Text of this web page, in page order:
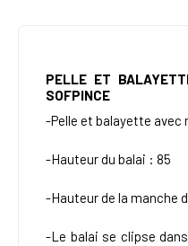
PELLE ET
SOFPINCE
-Pelle et balayette avec
-Hauteur du balai : 85
-Hauteur de la manche
-Le balai se clipse